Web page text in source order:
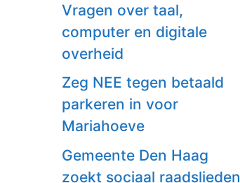
Vragen over taal,
computer en digitale
overheid
Zeg NEE tegen betaald
parkeren in voor
Mariahoeve
Gemeente Den Haag
zoekt sociaal raadslieden